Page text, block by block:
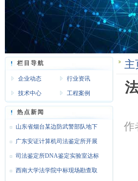
栏目导航
企业动态 行业资讯
技术中心 工程案例
热点新闻
山东省烟台某边防武警部队地下
靶场广东安证计算机司法鉴定所开展
文检司法鉴定所DNA鉴定实验室达标
设备西南大学法学院中标现场勘查取
主
作